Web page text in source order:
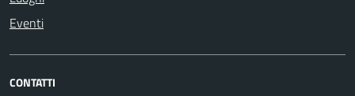
Eventi
CONTATTI